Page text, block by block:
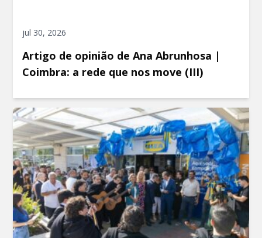
jul 30, 2026
Artigo de opinião de Ana Abrunhosa |
Coimbra: a rede que nos move (III)